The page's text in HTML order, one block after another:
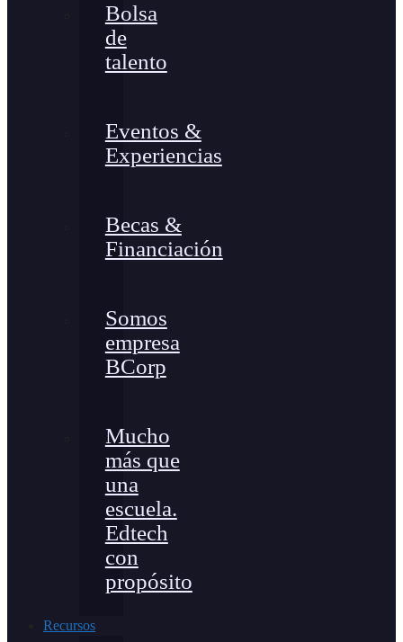
Bolsa
de
talento
Eventos &
Experiencias
Becas &
Financiación
Somos
empresa
BCorp
Mucho
más que
una
escuela.
Edtech
con
propósito
Recursos